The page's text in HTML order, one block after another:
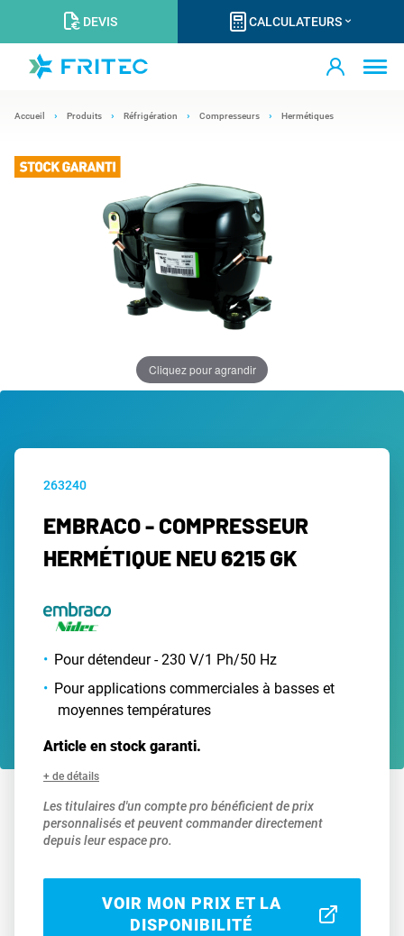
DEVIS CALCULATEURS
Accueil Produits Réfrigération Compresseurs Hermétiques
Cliquez pour agrandir
263240
EMBRACO - COMPRESSEUR
HERMÉTIQUE NEU 6215 GK
Pour détendeur - 230 V/1 Ph/50 Hz
Pour applications commerciales à basses et
moyennes températures
Article en stock garanti.
+ de détails
Les titulaires d'un compte pro bénéficient de prix
personnalisés et peuvent commander directement
depuis leur espace pro.
VOIR MON PRIX ET LA
DISPONIBILITÉ